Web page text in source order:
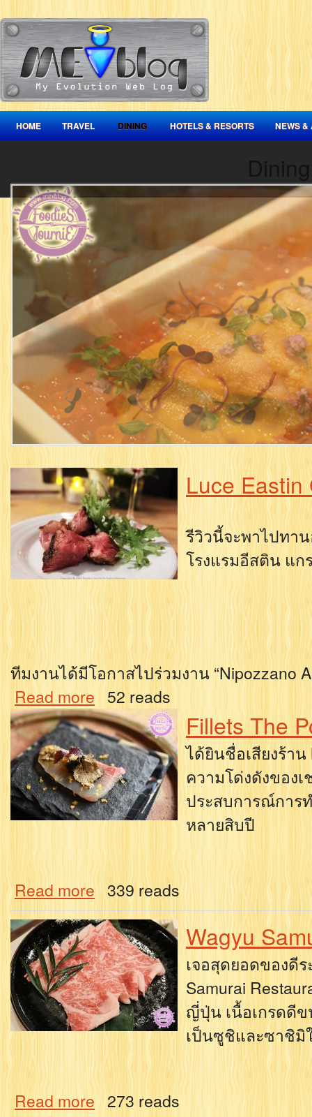
HOME TRAVEL DINING HOTELS & RESORTS NEWS &
Luce
รีวิวนี้จะพาไปทา
โรงแรมอีสติน แก
ทีมงานได้มีโอกาสไปร่วมงาน “Nipozzano
Read more
52 reads
Fillets The
ได้ยินชื่อเสียงร้าน
ความโด่งดังของ
ประสบการณ์การ
หลายสิบปี
Read more 339 reads
Wagyu
เจอสุดยอดของดี
Samurai
ญี่ปุ่น เนื้อเกรดดี
เป็นซูชิและซาชิ
Read more 273 reads